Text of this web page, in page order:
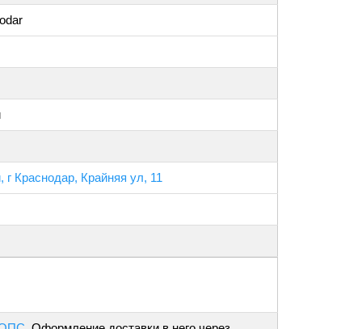
г Краснодар, Крайняя ул, 11